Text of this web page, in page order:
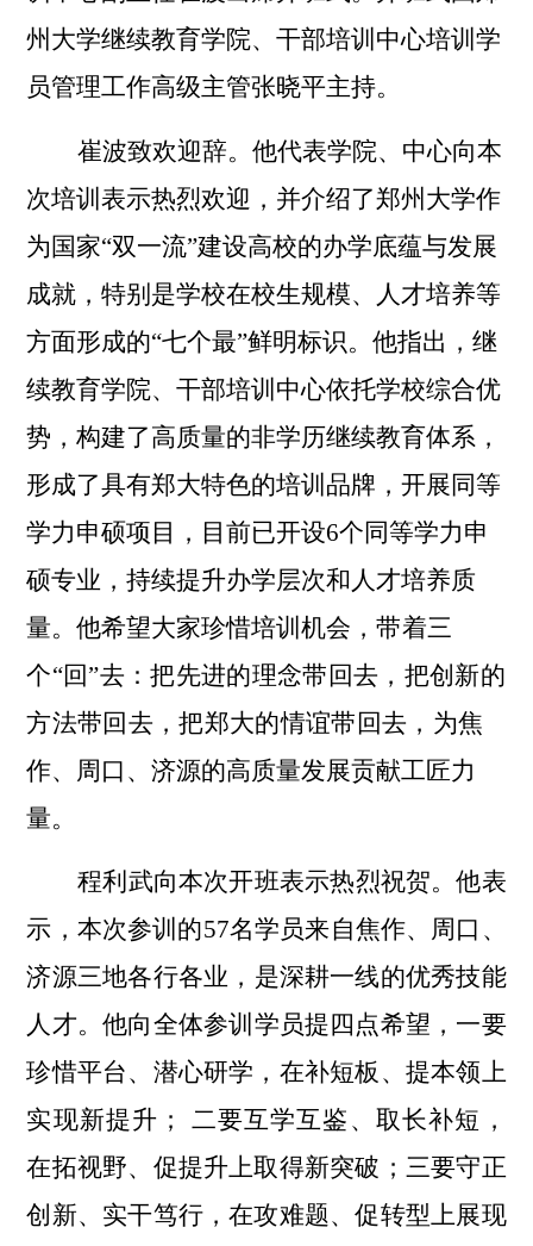
州大学继续教育学院、干部培训中心培训学
员管理工作高级主管张晓平主持。
崔波致欢迎辞。他代表学院、中心向本
次培训表示热烈欢迎， 并介绍了郑州大学作
为国家“双一流”建设高校的办学底蕴与发展
成就，特别是学校在校生规模、人才培养等
方面形成的“七个最”鲜明标识。他指出，继
续教育学院、干部培训中心依托学校综合优
势，构建了高质量的非学历继续教育体系，
形成了具有郑大特色的培训品牌，开展同等
学力申硕项目，目前已开设6个同等学力申
硕专业，持续提升办学层次和人才培养质
量。他希望大家珍惜培训机会，带着三
个“回”去：把先进的理念带回去，把创新的
方法带回去，把郑大的情谊带回去 ， 为焦
作、周口、济源的高质量发展贡献工匠力
量。
程利武向本次开班表示热烈祝贺。他表
示，本次参训的57名学员来自焦作、周口、
济源三地各行各业 ，是深耕一线的优秀技能
人才。他向全体参训学员提四点希望，一要
珍惜平台、潜心研学，在补短板、提本领上
实现新提升 ；
二要互学互鉴、取长补短，
在拓视野、促提升上取得新突破 ； 三要守正
创新、实干笃行，在攻难题、促转型上展现